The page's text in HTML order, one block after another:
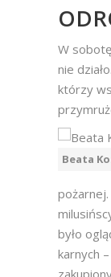
W
nie
którzy
Beata
było
karnych